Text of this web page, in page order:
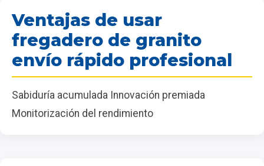
Ventajas de usar
fregadero de granito
envío rápido profesional
Sabiduría acumulada Innovación premiada
Monitorización del rendimiento